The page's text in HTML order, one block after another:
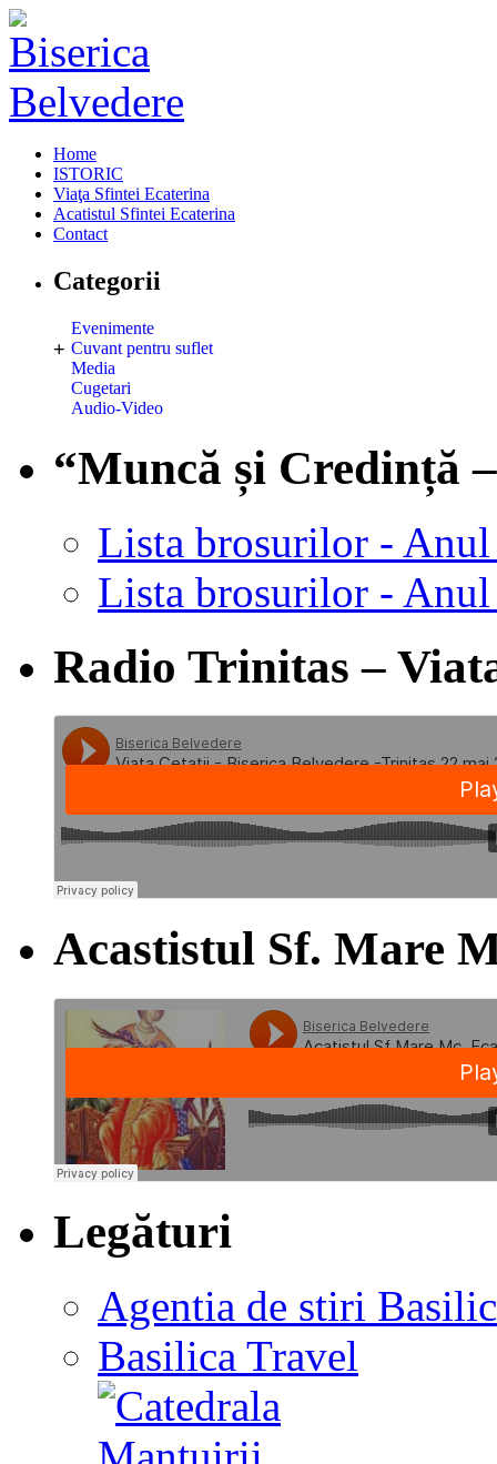
Home
ISTORIC
Viaţa Sfintei Ecaterina
Acatistul Sfintei Ecaterina
Contact
Categorii
Evenimente
+ Cuvant pentru suflet
Media
Cugetari
Audio-Video
“Muncă și Credință
Lista brosurilor -
Lista brosurilor -
Radio Trinitas –
Acastistul Sf. Mare
Legături
Agentia de stiri
Basilica Travel